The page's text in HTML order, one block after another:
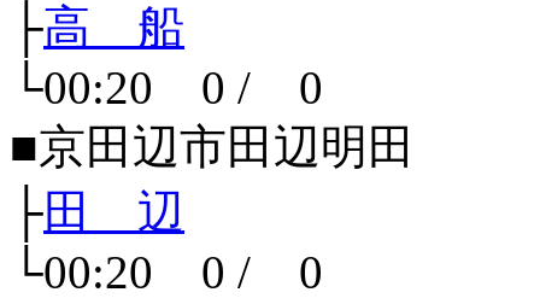
├高 船
└00:20 0 / 0
■京田辺市田辺明田
├田 辺
└00:20 0 / 0